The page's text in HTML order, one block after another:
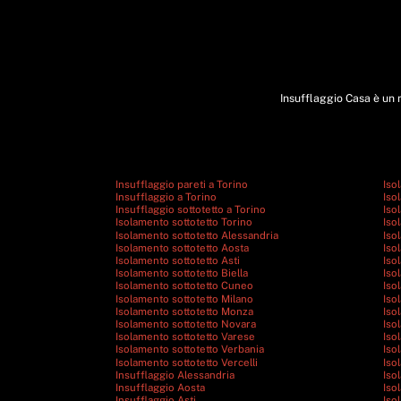
Insufflaggio Casa è un
Insufflaggio pareti a Torino
Insufflaggio a Torino
Insufflaggio sottotetto a Torino
Isolamento sottotetto Torino
Isolamento sottotetto Alessandria
Isolamento sottotetto Aosta
Isolamento sottotetto Asti
Isolamento sottotetto Biella
Isolamento sottotetto Cuneo
Isolamento sottotetto Milano
Isolamento sottotetto Monza
Isolamento sottotetto Novara
Isolamento sottotetto Varese
Isolamento sottotetto Verbania
Isolamento sottotetto Vercelli
Insufflaggio Alessandria
Insufflaggio Aosta